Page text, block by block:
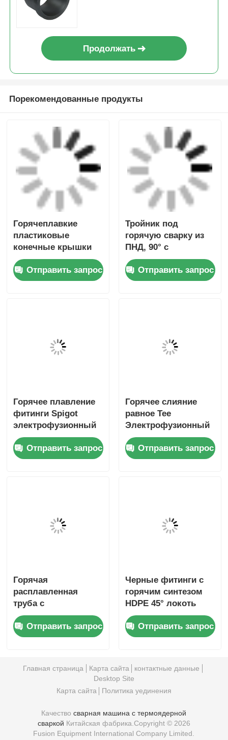
Горячеплавкие
конечные крышки
высокой дезитности
HDPE газовые
трубы
Отправить запрос
электросварным
редукционным
патрубком
Отправить запрос
Горячее плавление
фитинги Spigot
электрофузионный
редуктор Tee HDPE
Горячее слияние
равное Tee
Электрофузионный
редуктор
Буширование рукава
HDPE трубы рукава
Отправить запрос
труба с
фиксированным
HDPE-
электрофузионным
сократителем
Отправить запрос
HDPE 45° локоть
электрофузия
уменьшающий рукав
Отправить запрос
Главная страница Карта сайта
контактные данные
сваркой
Китайская фабрика.Copyright © 2026
Fusion Equipment International Company Limited.
10:43 AM
Good day, what product are you looking for?
is typing